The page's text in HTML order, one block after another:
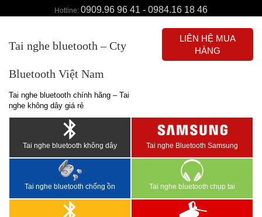
Hotline: 0909.96 96 41 - 0984.16 18 46
Tai nghe bluetooth – Cty
Bluetooth Việt Nam
Tai nghe bluetooth chính hãng – Tai
nghe không dây giá rẻ
LIÊN HỆ MUA
HÀNG
Tai nghe bluetooth không dây Tai nghe Bluetooth Samsung
Tai nghe bluetooth chống ồn Tai nghe bluetooth chụp tai